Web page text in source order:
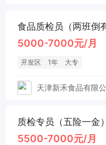
食品质检员（两班倒
5000-7000元/月
开发区 1年 大专
天津新禾食品有限
质检专员（五险一金）
5500-7000元/月